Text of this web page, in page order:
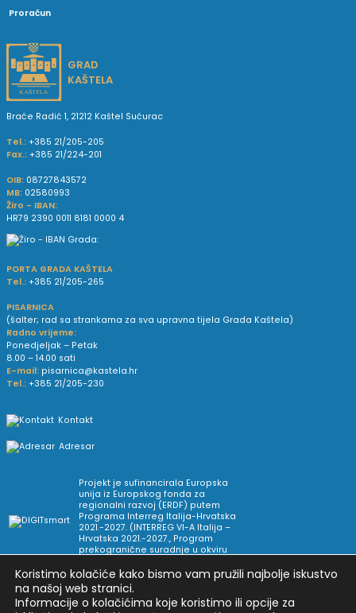
Proračun
GRAD
KAŠTELA
Braće Radić 1, 21212 Kaštel Sućurac
Tel.: +385 21/205-205
Fax.: +385 21/224-201
OIB: 08727843572
MB: 02580993
Žiro - IBAN:
HR79 2390 0011 8181 0000 4
PORTA GRADA KAŠTELA
Tel.: +385 21/205-265
PISARNICA
(šalter; rad sa strankama za sva upravna tijela Grada Kaštela)
Radno vrijeme:
Ponedjeljak – Petak
8.00 – 14.00 sati
E-mail: pisarnica@kastela.hr
Tel.: +385 21/205-230
Kontakt
Adresar
Projekt je sufinancirala Europska
unija iz Europskog fonda za
regionalni razvoj (ERDF) putem
Programa Interreg Italija-Hrvatska
2021.-2027. (INTERREG VI-A Italija –
Hrvatska 2021.-2027., Program
prekogranične suradnje u okviru
Arhiva novosti Uvjeti korištenja Impressum
Koristimo kolačiće kako bismo vam pružili najbolje iskustvo
na našoj web stranici.
Informacije o kolačićima koje koristimo ili opcije za